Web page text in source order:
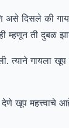
दिसले की
म्हणून ती दुबळ
त्याने गायला
खूप महत्त्वाचे